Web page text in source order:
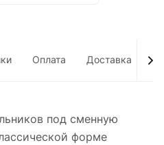
Оплата Доставка
под сменную
форме